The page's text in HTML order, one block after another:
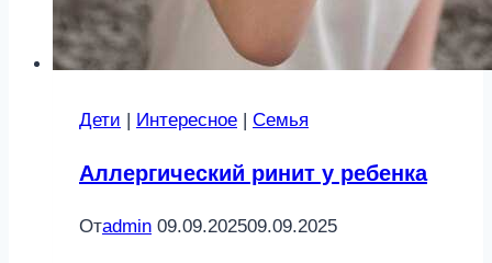
Дети Интересное Семья
Аллергический ринит у ребенка
Отadmin 09.09.202509.09.2025